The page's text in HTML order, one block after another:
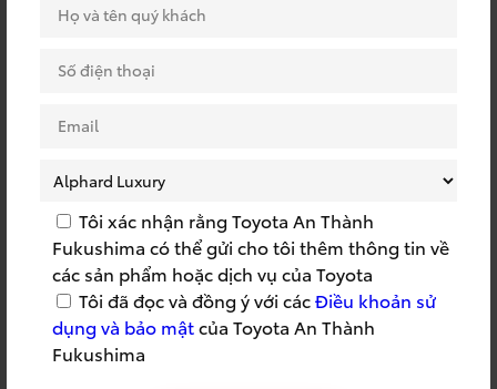
Tôi xác nhận rằng Toyota An Thành
Fukushima có thể gửi cho tôi thêm thông tin về
các sản phẩm hoặc dịch vụ của Toyota
Tôi đã đọc và đồng ý với cácĐiều khoản sử
dụng và bảo mậtcủa Toyota An Thành
Fukushima
SỰ KIỆN BẢO HIỂM
SỰ KIỆN TOYOTA
SUMMER 2023
SUMMER TRIP
TAF
TÁI TỤC BẢO HIỂM
TẬP HUẤN CỨU HỘ
TAY NGHỀ TOYOTA
TEAMBUILDING